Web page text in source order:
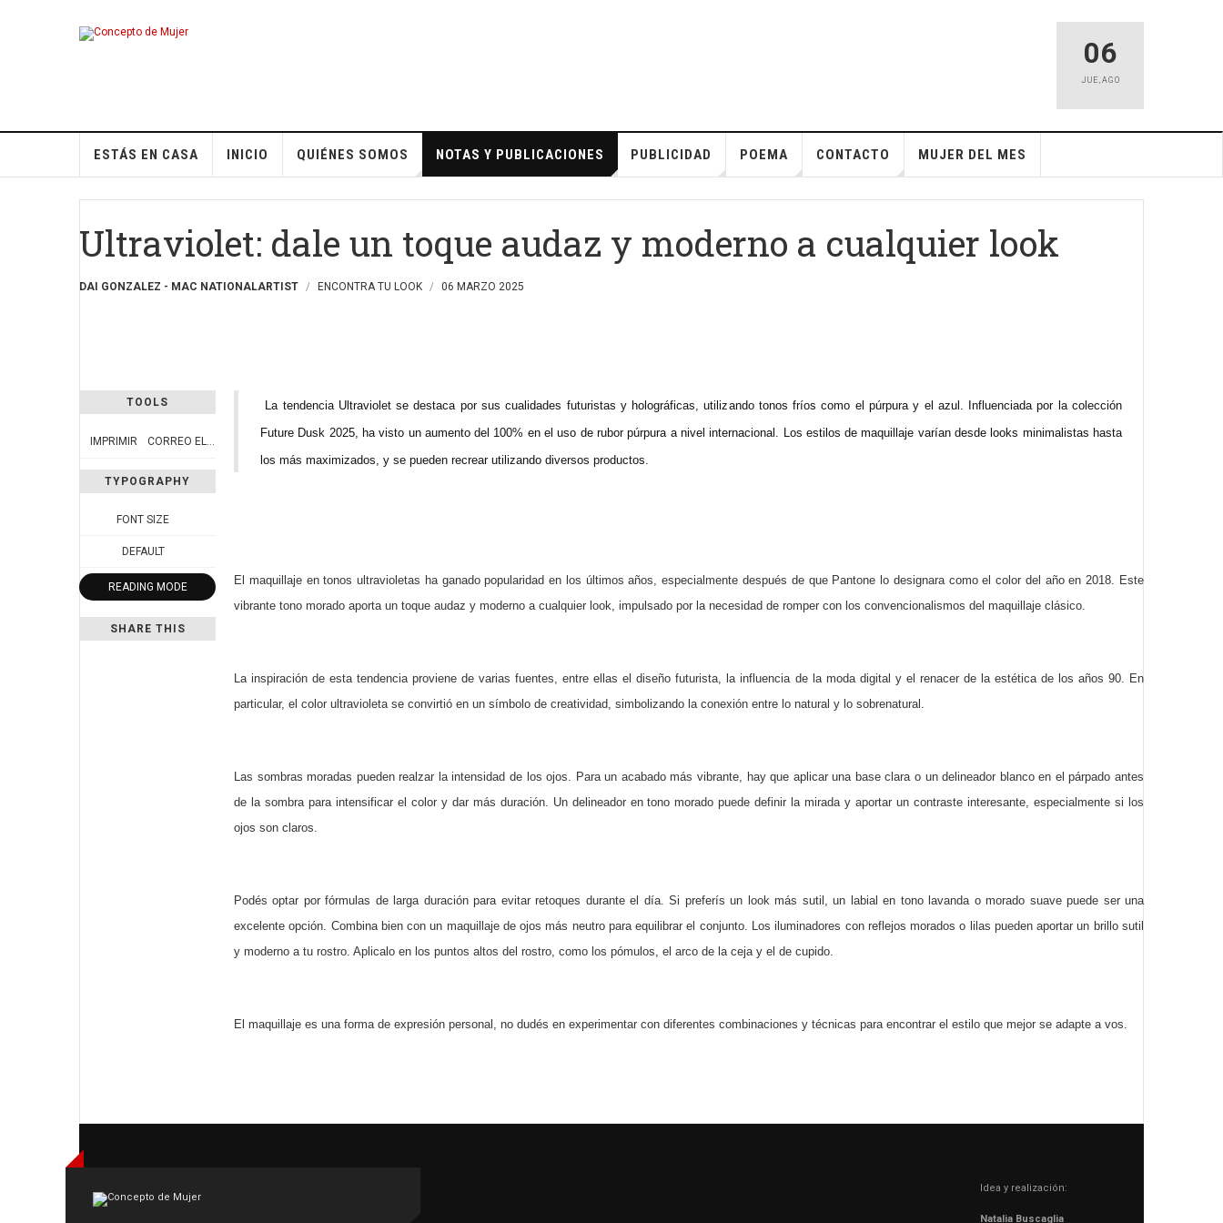
06
JUE , AGO
ESTÁS EN CASA INICIO QUIÉNES SOMOS NOTAS Y PUBLICACIONES PUBLICIDAD POEMA CONTACTO MUJER DEL MES
Ultraviolet: dale un toque audaz y moderno a cualquier look
DAI GONZALEZ - MAC NATIONALARTIST ENCONTRA TU LOOK 06 MARZO 2025
TOOLS
IMPRIMIR CORREO ELECTRÓNICO
TYPOGRAPHY
FONT SIZE
DEFAULT
READING MODE
SHARE THIS
La tendencia Ultraviolet se destaca por sus cualidades futuristas y holográficas, utilizando tonos fríos como el púrpura y el azul. Influenciada por la colección
Future Dusk 2025, ha visto un aumento del 100% en el uso de rubor púrpura a nivel internacional. Los estilos de maquillaje varían desde looks minimalistas hasta
los más maximizados, y se pueden recrear utilizando diversos productos.
El maquillaje en tonos ultravioletas ha ganado popularidad en los últimos años, especialmente después de que Pantone lo designara como el color del año en 2018. Este
vibrante tono morado aporta un toque audaz y moderno a cualquier look, impulsado por la necesidad de romper con los convencionalismos del maquillaje clásico.
La inspiración de esta tendencia proviene de varias fuentes, entre ellas el diseño futurista, la influencia de la moda digital y el renacer de la estética de los años 90. En
particular, el color ultravioleta se convirtió en un símbolo de creatividad, simbolizando la conexión entre lo natural y lo sobrenatural.
Las sombras moradas pueden realzar la intensidad de los ojos. Para un acabado más vibrante, hay que aplicar una base clara o un delineador blanco en el párpado antes
de la sombra para intensificar el color y dar más duración. Un delineador en tono morado puede definir la mirada y aportar un contraste interesante, especialmente si los
ojos son claros.
Podés optar por fórmulas de larga duración para evitar retoques durante el día. Si preferís un look más sutil, un labial en tono lavanda o morado suave puede ser una
excelente opción. Combina bien con un maquillaje de ojos más neutro para equilibrar el conjunto. Los iluminadores con reflejos morados o lilas pueden aportar un brillo sutil
y moderno a tu rostro. Aplicalo en los puntos altos del rostro, como los pómulos, el arco de la ceja y el de cupido.
El maquillaje es una forma de expresión personal, no dudés en experimentar con diferentes combinaciones y técnicas para encontrar el estilo que mejor se adapte a vos.
Idea y realización:
Natalia Buscaglia